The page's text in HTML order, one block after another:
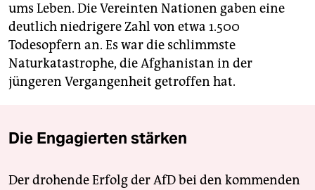
ums Leben. Die Vereinten Nationen gaben eine
deutlich niedrigere Zahl von etwa 1.500
Todesopfern an. Es war die schlimmste
Naturkatastrophe, die Afghanistan in der
jüngeren Vergangenheit getroffen hat.
Die Engagierten stärken
Der drohende Erfolg der AfD bei den kommenden